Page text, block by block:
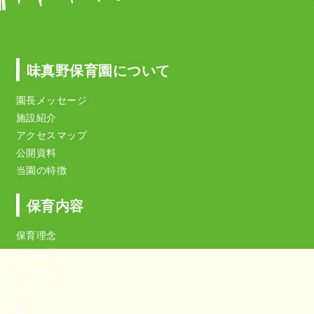
味真野保育園について
園長メッセージ
施設紹介
アクセスマップ
公開資料
当園の特徴
保育内容
保育理念